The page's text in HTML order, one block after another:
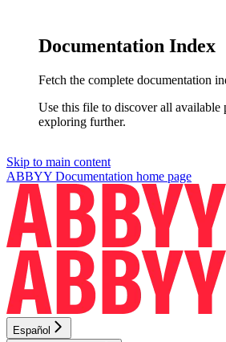
Documentation Index
Fetch the complete documentation
Use this file to discover all available
exploring further.
Skip to main content
ABBYY Documentation home page
Español